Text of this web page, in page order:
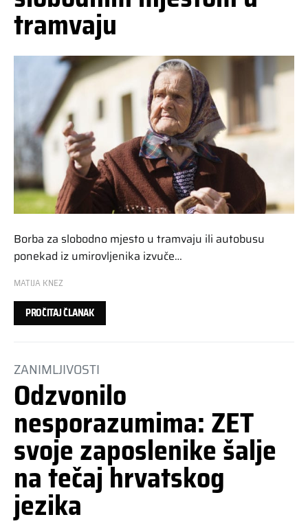
tramvaju
Borba za slobodno mjesto u tramvaju ili autobusu
ponekad iz umirovljenika izvuče…
MATIJA KNEZ
PROČITAJ ČLANAK
ZANIMLJIVOSTI
Odzvonilo
nesporazumima: ZET
svoje zaposlenike šalje
na tečaj hrvatskog
jezika